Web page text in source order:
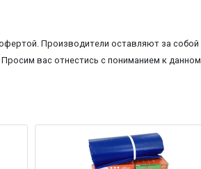
Производители оставляют за
вас отнестись с пониманием к